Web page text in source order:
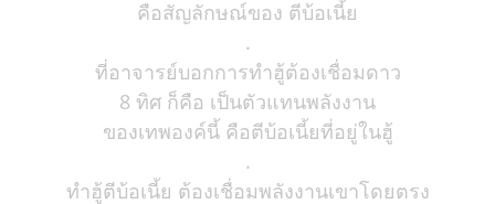
คือสัญลักษณ์ของ ตีบ้อเนี้ย
.
ที่อาจารย์บอกการทำฮู้ต้องเชื่อมดาว
8 ทิศ ก็คือ เป็นตัวแทนพลังงาน
ของเทพองค์นี้ คือตีบ้อเนี้ยที่อยู่ในฮู้
.
ทำฮู้ตีบ้อเนี้ย ต้องเชื่อมพลังงานเขาโดยตรง